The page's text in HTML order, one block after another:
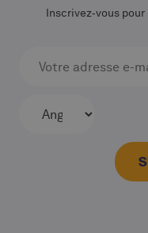
Inscrivez‑vous